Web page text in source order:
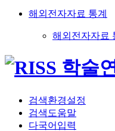
해외전자자료 통계
해외전자자료
검색환경설정
검색도움말
다국어입력